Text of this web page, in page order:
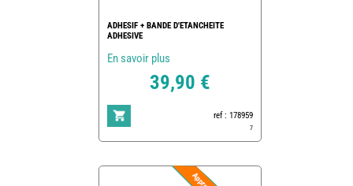
ADHESIF + BANDE D'ETANCHEITE
ADHESIVE
En savoir plus
39,90 €
ref : 178959
7